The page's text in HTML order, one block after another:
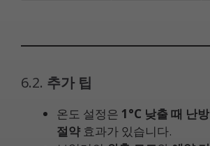
6.2. 추가 팁
온도 설정은 1°C 낮출 때 난
절약 효과가 있습니다.